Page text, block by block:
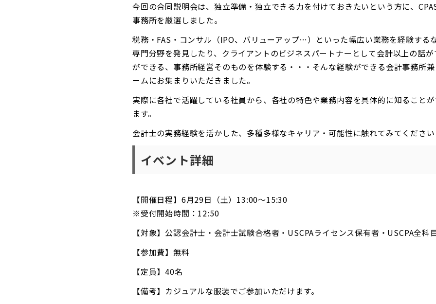
今回の合同説明会は、独立準備・独立できる力を付けておきたいという方に、
事務所を厳選しました。
税務・FAS・コンサル（IPO、バリューアップ…）といった幅広い業務を経験する
専門分野を発見したり、クライアントのビジネスパートナーとして会計以上の話
ができる、事務所経営そのものを体験する・・・そんな経験ができる会計事務所
ームにお集まりいただきました。
実際に各社で活躍している社員から、各社の特色や業務内容を具体的に知ること
ます。
会計士の実務経験を活かした、多種多様なキャリア・可能性に触れてみてくださ
イベント詳細
【開催日程】6月29日（土）13:00～15:30
※受付開始時間：12:50
【対象】公認会計士・会計士試験合格者・USCPAライセンス保有者・USCPA全科
【参加費】無料
【定員】40名
【備考】カジュアルな服装でご参加いただけます。